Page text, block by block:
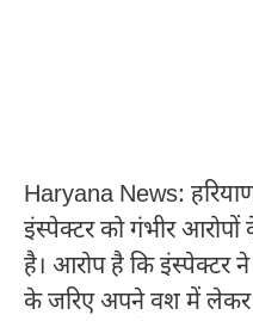
Haryana News:
इंस्पेक्टर को गंभीर
है। आरोप है कि इंस्पेक्टर ने
के जरिए अपने वश में लेकर